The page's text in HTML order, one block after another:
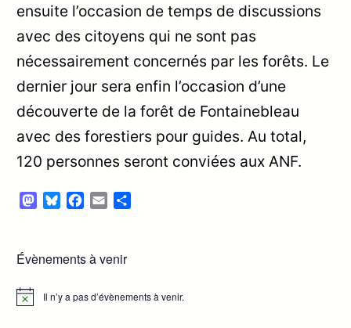
ensuite l’occasion de temps de discussions
avec des citoyens qui ne sont pas
nécessairement concernés par les forêts. Le
dernier jour sera enfin l’occasion d’une
découverte de la forêt de Fontainebleau
avec des forestiers pour guides. Au total,
120 personnes seront conviées aux ANF.
Mastodon
BlueskyFacebook
Email
Évènements à venir
Notice Il n’y a pas d’évènements à venir.